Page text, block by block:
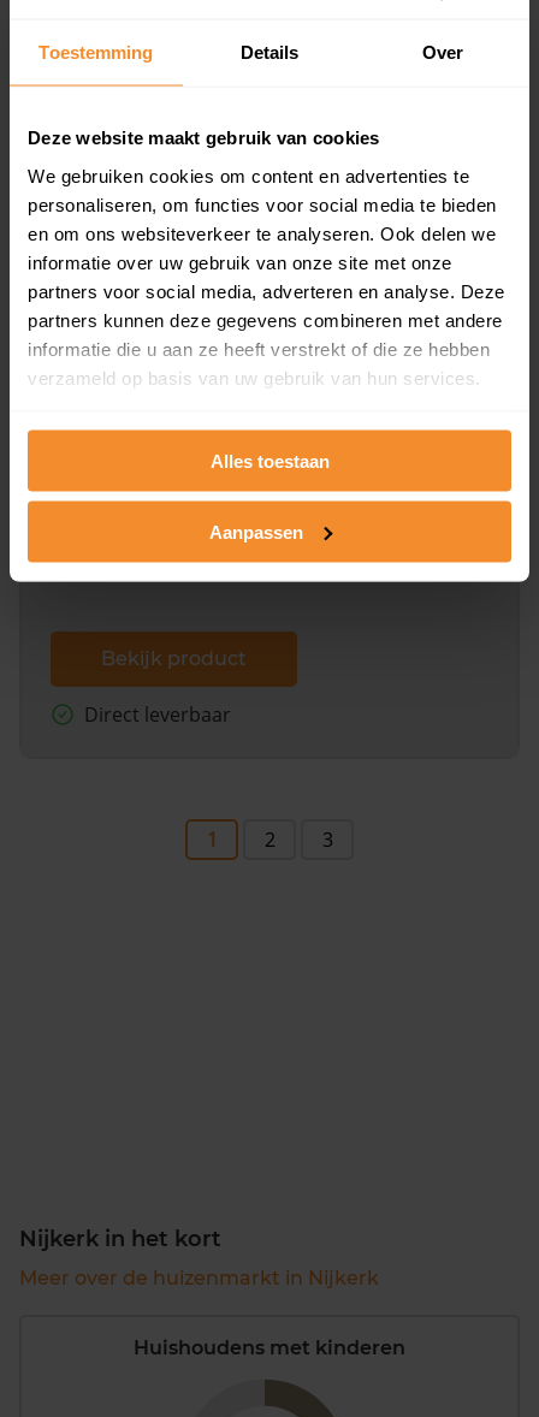
Toestemming Details Over
Deze website maakt gebruik van cookies
We gebruiken cookies om content en advertenties te
personaliseren, om functies voor social media te bieden
en om ons websiteverkeer te analyseren. Ook delen we
informatie over uw gebruik van onze site met onze
partners voor social media, adverteren en analyse. Deze
partners kunnen deze gegevens combineren met andere
informatie die u aan ze heeft verstrekt of die ze hebben
verzameld op basis van uw gebruik van hun services.
Alles toestaan
Aanpassen
Een overzicht van alle verkochte woningen (koopsom
Bekijk product
Direct leverbaar
Een uitgebreid overzicht van het perceel en
dit inclusief de luchtfoto!
Bekijk product
Direct leverbaar
1 2 3
Nijkerk in het kort
Meer over de huizenmarkt in Nijkerk
Huishoudens met kinderen